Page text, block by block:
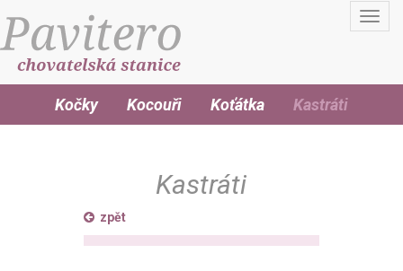
Kočky Kocouři Koťátka Kastráti
Kastráti
zpět